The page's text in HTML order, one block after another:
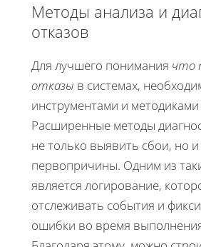
Методы анализа и
отказов
Для лучшего понимания что
отказы в системах,
инструментами и методиками
Расширенные методы
не только выявить сбои, но
первопричины. Одним из
является логирование,
отслеживать события и
ошибки во время